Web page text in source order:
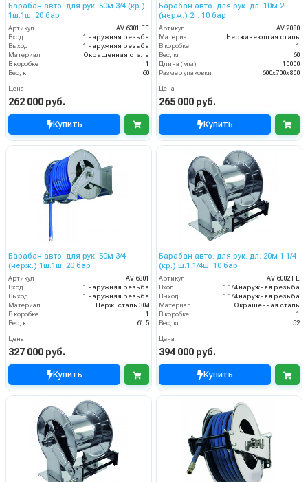
Барабан авто. для рук. 50м 3/4 (кр.)
1ш.1ш. 20 бар
Артикул
AV 6301 FE
Вход
1 наружняя резьба
Выход
1 наружняя резьба
Материал
Окрашенная сталь
В коробке
1
Вес, кг
60
Цена
262 000 руб.
Купить
Барабан авто. для рук. дл. 10м 2
(нерж.) 2г. 10 бар
Артикул
AV 2080
Материал
Нержавеющая сталь
В коробке
1
Вес, кг
60
Длина (мм)
10000
Размер упаковки
600x700x800
Цена
265 000 руб.
Купить
Барабан авто. для рук. 50м 3/4
(нерж.) 1ш.1ш. 20 бар
Артикул
AV 6301
Вход
1 наружняя резьба
Выход
1 наружняя резьба
Материал
Нерж. сталь 304
В коробке
1
Вес, кг
61.5
Цена
327 000 руб.
Купить
Барабан авто. для рук. дл. 20м 1 1/4
(кр.) ш.1 1/4ш. 10 бар
Артикул
AV 6002 FE
Вход
1 1/4 наружняя резьба
Выход
1 1/4 наружняя резьба
Материал
Окрашенная сталь
В коробке
1
Вес, кг
52
Цена
394 000 руб.
Купить